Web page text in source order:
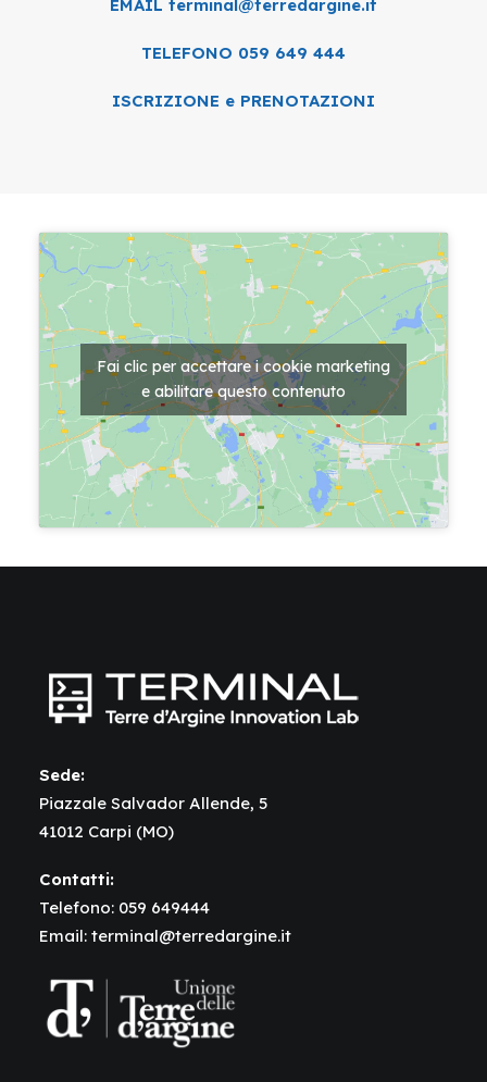
EMAIL terminal@terredargine.it
TELEFONO 059 649 444
ISCRIZIONE e PRENOTAZIONI
Fai clic per accettare i cookie marketing
e abilitare questo contenuto
Sede:
Piazzale Salvador Allende, 5
41012 Carpi (MO)
Contatti:
Telefono: 059 649444
Email: terminal@terredargine.it